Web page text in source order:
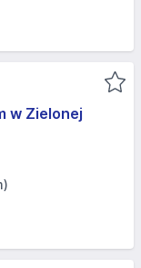
w Zielonej